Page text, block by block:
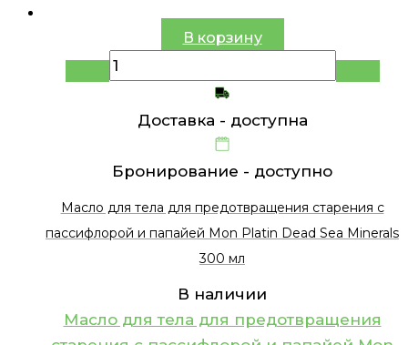
В корзину
Доставка - доступна
Бронирование - доступно
Масло для тела для предотвращения старения с
пассифлорой и папайей Mon Platin Dead Sea Minerals
300 мл
В наличии
Масло для тела для предотвращения